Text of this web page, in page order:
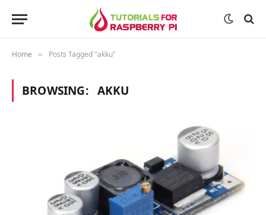
Home » Posts Tagged "akku"
BROWSING: AKKU